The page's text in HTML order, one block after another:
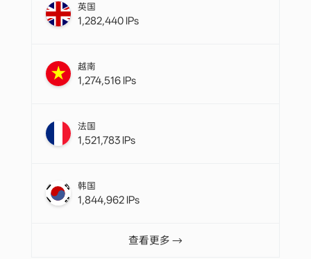
英国
1,282,440 IPs
越南
1,274,516 IPs
法国
1,521,783 IPs
韩国
1,844,962 IPs
查看更多 →